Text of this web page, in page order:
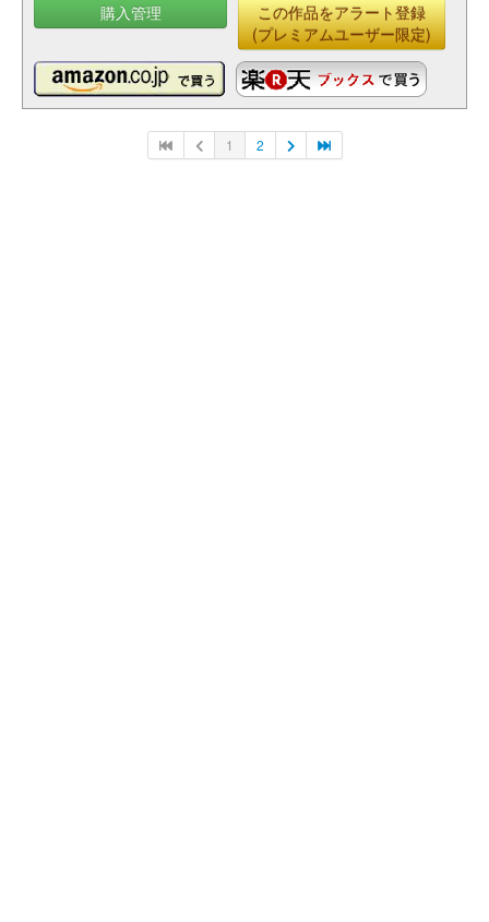
購入管理
この作品をアラート登録
(プレミアムユーザー限定)
1 2